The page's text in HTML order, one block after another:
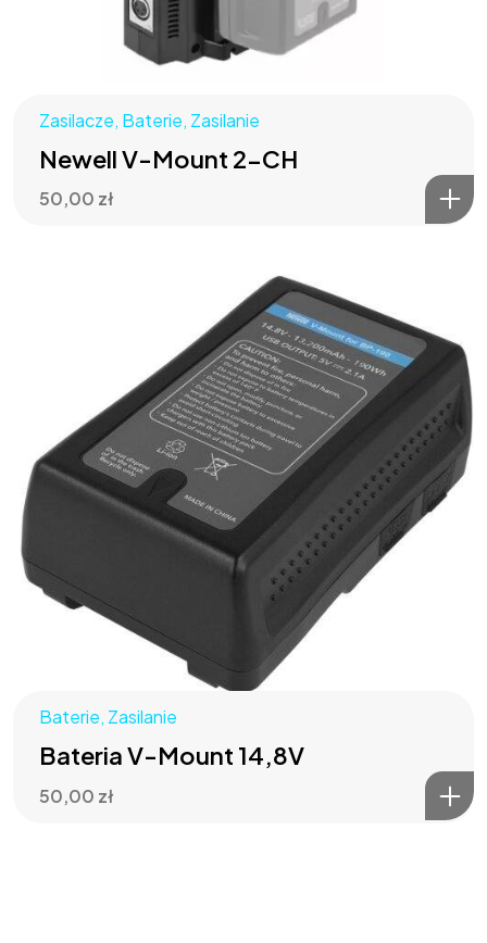
Zasilacze, Baterie, Zasilanie
Newell V-Mount 2-CH
50,00 zł
Baterie, Zasilanie
Bateria V-Mount 14,8V
50,00 zł